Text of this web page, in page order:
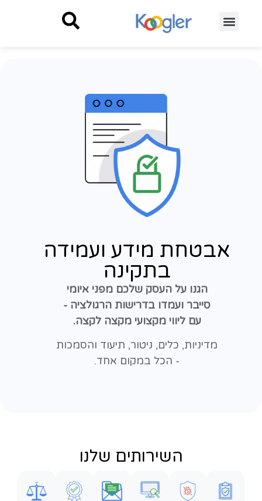
אבטחת מידע ועמידה
בתקינה
הגנו על העסק שלכם מפני איומי
סייבר ועמדו בדרישות הרגולציה -
עם ליווי מקצועי מקצה לקצה.
מדיניות, כלים, ניטור, תיעוד והסמכות
- הכל במקום אחד.
השירותים שלנו